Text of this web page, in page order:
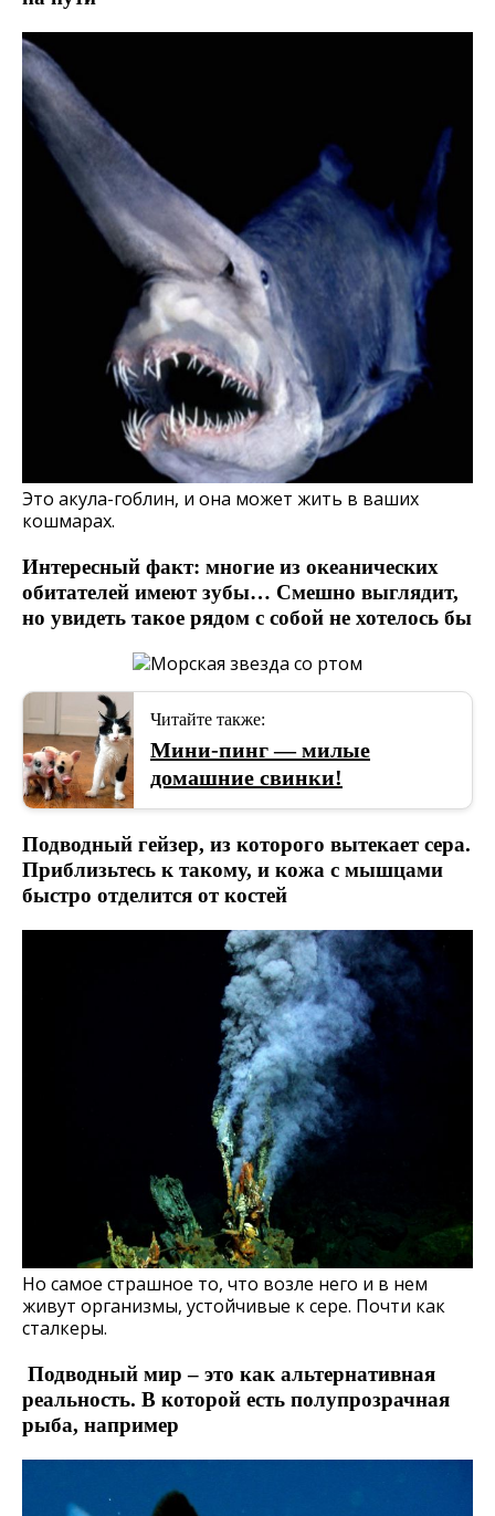
Это акула-гоблин, и она может жить в ваших
кошмарах.
Интересный факт: многие из океанических
обитателей имеют зубы… Смешно выглядит,
но увидеть такое рядом с собой не хотелось бы
Читайте также:
Мини-пинг — милые
домашние свинки!
Подводный гейзер, из которого вытекает сера.
Приблизьтесь к такому, и кожа с мышцами
быстро отделится от костей
Но самое страшное то, что возле него и в нем
живут организмы, устойчивые к сере. Почти как
сталкеры.
Подводный мир – это как альтернативная
реальность. В которой есть полупрозрачная
рыба, например